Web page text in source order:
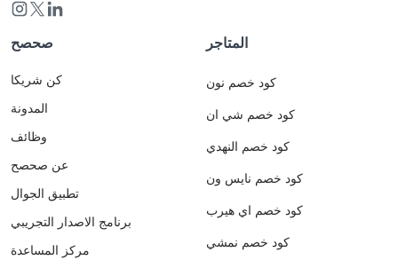
صحصح
كن شريكا
المدونة
وظائف
عن صحصح
تطبيق الجوال
برنامج الاصدار التجريبي
مركز المساعدة
المتاجر
كود خصم نون
كود خصم شي ان
كود خصم النهدي
كود خصم نايس ون
كود خصم اي هيرب
كود خصم نمشي